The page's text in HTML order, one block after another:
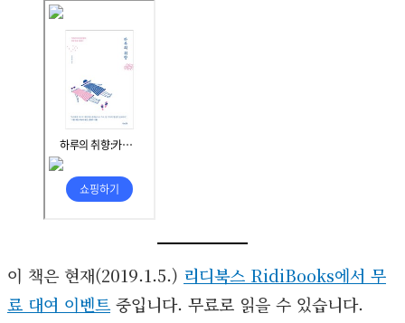
이 책은 현재(2019.1.5.) 리디북스 RidiBooks에서 무
료 대여 이벤트 중입니다. 무료로 읽을 수 있습니다.